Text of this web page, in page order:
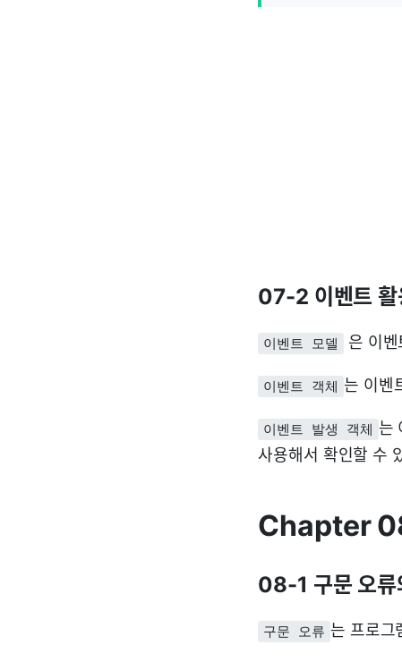
07-2 이벤트 활
이벤트 모델 은 이
이벤트 객체 는 이벤
이벤트 발생 객체 는
사용해서 확인할 수
Chapter
08-1 구문 오류
구문 오류 는 프로그